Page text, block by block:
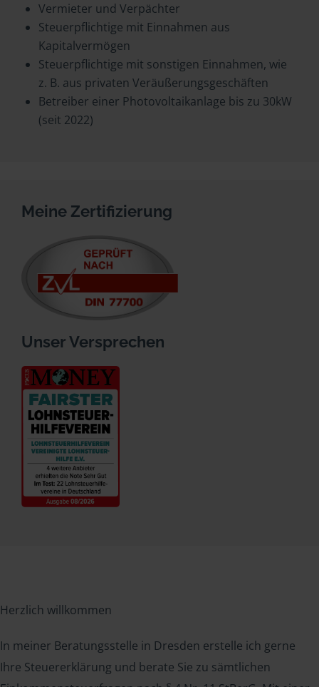
Vermieter und Verpächter
Steuerpflichtige mit Einnahmen aus
Kapitalvermögen
Steuerpflichtige mit sonstigen Einnahmen, wie
z. B. aus privaten Veräußerungsgeschäften
Betreiber einer Photovoltaikanlage bis zu 30kW
(seit 2022)
Meine Zertifizierung
Unser Versprechen
Herzlich willkommen
In meiner Beratungsstelle in Dresden erstelle ich gerne
Ihre Steuererklärung und berate Sie zu sämtlichen